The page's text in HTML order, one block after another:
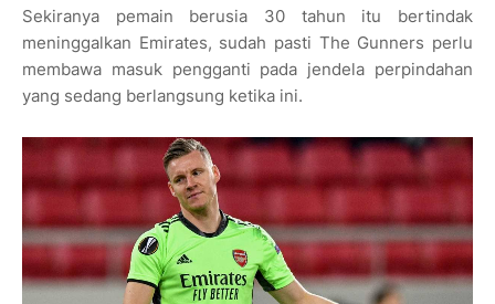
Sekiranya pemain berusia 30 tahun itu bertindak
meninggalkan Emirates, sudah pasti The Gunners perlu
membawa masuk pengganti pada jendela perpindahan
yang sedang berlangsung ketika ini.